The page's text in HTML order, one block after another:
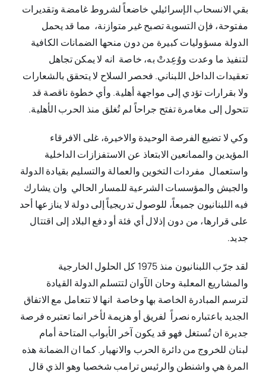
بقي الانسحاب الإسرائيلي خاضعاً لشروط غامضة وتقديرات
مفتوحة، فإن التسوية تصبح غير متوازنة، مما قد يحمل
الدولة مسؤوليات كبيرة من دون منحها الضمانات الكافية
لتنفيذ ما وعدت ووُعِدتْ به، خاصة انه لا يمكن تجاهل
تعقيدات الداخل اللبناني. فحصر السلاح لا يتحقق بالشعارات
ولا بقرارات تؤدي إلى مواجهة أهلية. وأي خطوة ناقصة قد
تتحول إلى مغامرة تفتح جراحاً لم تُغلق منذ الحرب الأهلية.
وكي لا تضيع الفرصة الوحيدة والاخيرة، غلى الافرقاء
المؤيدين والممانعين الابتعاذ عن الاستفزازات الداخلية
واستعمال مفردات التخوين والعمالة والتسليم بقيادة الدولة
والجيش والمؤسسات الشرعية للمسار الحالي وان يشارك
فيه اللبنانيون جميعاً، للوصول تدريجياً إلى دولة لا ينازعها أحد
على قرارها، من دون إذلال أي فئة أو دفع البلاد إلى اقتتال
جديد.
لقد جرّب اللبنانيون منذ 1975 كل الحلول الخارجية
والمشاريع المعلبة وحان الآوان لتتسلم الدولة القيادة
لترسم المبادرة الخاصة بها وخاصة انها لا تتعامل مع الاتفاق
الجديد باعتباره نصراً لفريق أو هزيمة لأخر انما تعتبره فرصة
جديرة ان تُستغل فهو قد يكون آخر الأبواب المتاحة أمام
لبنان للخروج من دائرة الحرب والانهيار. كما ان الضمانة هذه
المرة هي واشنطن والرئيس ترامب شخصيا وهو الذي قال